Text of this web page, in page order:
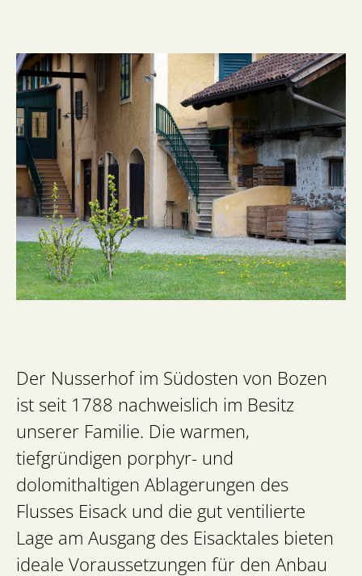
Der Nusserhof im Südosten von Bozen
ist seit 1788 nachweislich im Besitz
unserer Familie. Die warmen,
tiefgründigen porphyr- und
dolomithaltigen Ablagerungen des
Flusses Eisack und die gut ventilierte
Lage am Ausgang des Eisacktales bieten
ideale Voraussetzungen für den Anbau